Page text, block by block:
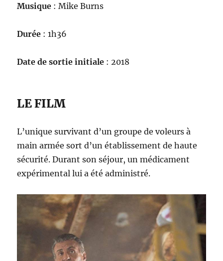
Musique : Mike Burns
Durée : 1h36
Date de sortie initiale : 2018
LE FILM
L’unique survivant d’un groupe de voleurs à
main armée sort d’un établissement de haute
sécurité. Durant son séjour, un médicament
expérimental lui a été administré.